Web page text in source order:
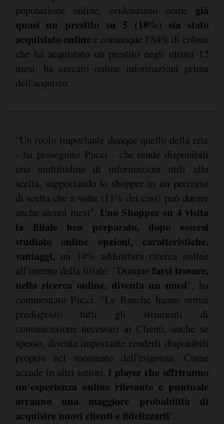
popolazione online, evidenziano come già
quasi un prestito su 5 (18%) sia stato
acquistato online e comunque l'84% di coloro
che ha acquistato un prestito negli ultimi 12
mesi, ha cercato online informazioni prima
dell'acquisto.
"Un ruolo importante dunque quello della rete
- ha proseguito Pucci - che rende disponibili
una moltitudine di informazioni utili alla
scelta, supportando lo shopper in un percorso
di scelta che a volte (11% dei casi) può durare
anche alcuni mesi". Uno Shopper su 4 visita
la filiale ben preparato, dopo essersi
studiato online opzioni, caratteristiche,
vantaggi, un 14% addirittura ricerca online
all'interno della filiale. "Dunque farsi trovare,
nella ricerca online, diventa un must", ha
commentato Pucci. "Le Banche hanno ormai
predisposto tutti gli strumenti di
comunicazione necessari ai Clienti, anche se
spesso, diventa importante renderli disponibili
proprio nel momento dell'esigenza. Come
accade in altri settori, i player che offriranno
un'esperienza online rilevante e puntuale
avranno una maggiore probabilità di
acquisire nuovi clienti e fidelizzarli".